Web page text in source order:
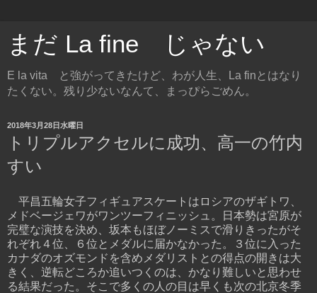
まだ La fine じゃない
E la vita と強がってきたけど、わが人生、La finとはなり
たくない。残り少ないなんて、まっぴらごめん。
2018年3月28日水曜日
トリプルアクセルに成功、高一の竹内
すい
平昌五輪女子フィギュアスケートはロシアのザギトワ、
メドベージェワがワンツーフィニッシュ。日本勢は宮原が
完璧な演技を決め、坂本もほぼノーミスで滑りきったがそ
れぞれ４位、６位とメダルに届かなかった。３位に入った
カナダのオズモンドを含めメダリストとの得点の開きは大
きく、逆転どころか追いつくのは、かなり難しいと思わせ
る結果だった。そこで多くの人の目は早くも次の北京冬季